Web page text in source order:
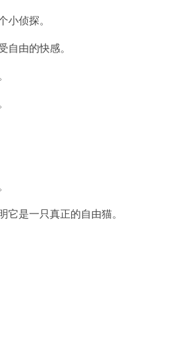
侦探。
由的快感。
是一只真正的自由猫。